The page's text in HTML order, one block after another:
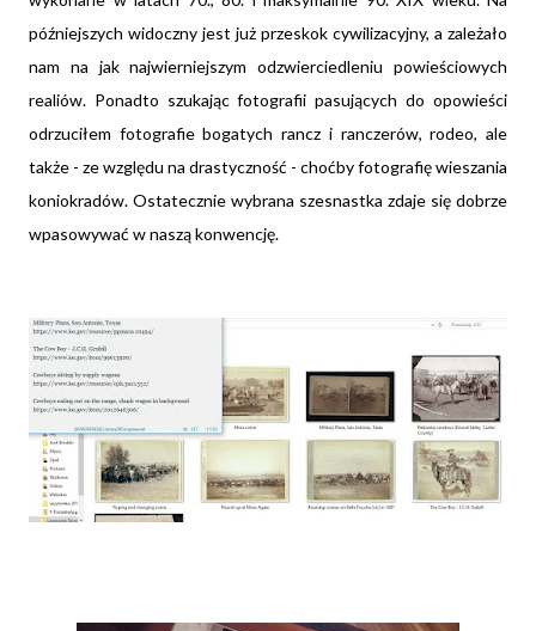
późniejszych widoczny jest już przeskok cywilizacyjny, a zależało
nam na jak najwierniejszym odzwierciedleniu powieściowych
realiów. Ponadto szukając fotografii pasujących do opowieści
odrzuciłem fotografie bogatych rancz i ranczerów, rodeo, ale
także - ze względu na drastyczność - choćby fotografię wieszania
koniokradów. Ostatecznie wybrana szesnastka zdaje się dobrze
wpasowywać w naszą konwencję.